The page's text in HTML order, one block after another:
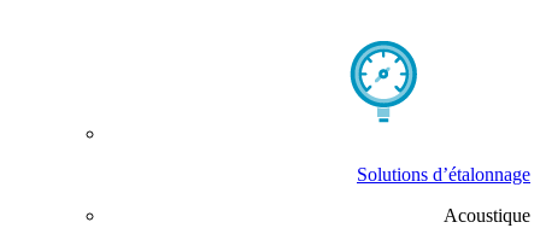
Solutions d’étalonnage
Acoustique